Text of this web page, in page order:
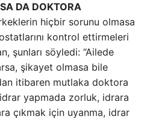
DA DOKTORA
hiçbir sorunu olmasa
kontrol ettirmeleri
şunları söyledi: “Ailede
şikayet olmasa bile
itibaren mutlaka doktora
idrar yapmada zorluk, idrara
çıkmak için uyanma, idrar